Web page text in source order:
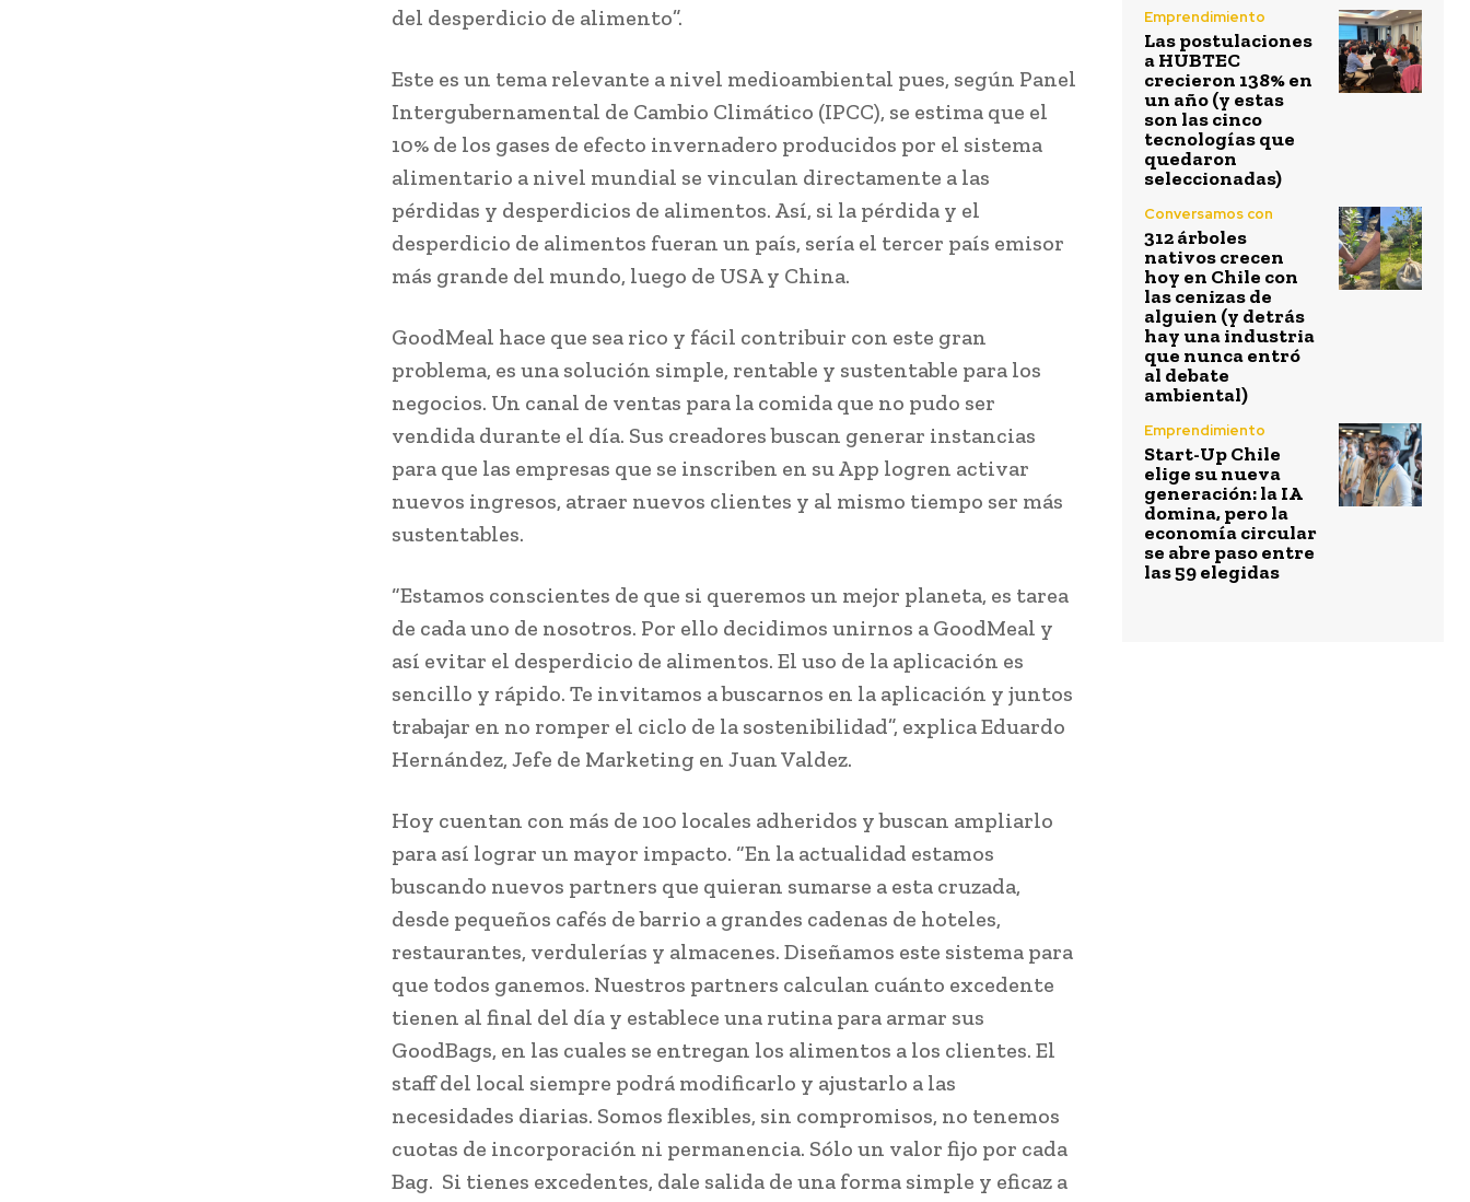
del desperdicio de alimento”.
Este es un tema relevante a nivel medioambiental pues, según Panel
Intergubernamental de Cambio Climático (IPCC), se estima que el
10% de los gases de efecto invernadero producidos por el sistema
alimentario a nivel mundial se vinculan directamente a las
pérdidas y desperdicios de alimentos. Así, si la pérdida y el
desperdicio de alimentos fueran un país, sería el tercer país emisor
más grande del mundo, luego de USA y China.
GoodMeal hace que sea rico y fácil contribuir con este gran
problema, es una solución simple, rentable y sustentable para los
negocios. Un canal de ventas para la comida que no pudo ser
vendida durante el día. Sus creadores buscan generar instancias
para que las empresas que se inscriben en su App logren activar
nuevos ingresos, atraer nuevos clientes y al mismo tiempo ser más
sustentables.
“Estamos conscientes de que si queremos un mejor planeta, es tarea
de cada uno de nosotros. Por ello decidimos unirnos a GoodMeal y
así evitar el desperdicio de alimentos. El uso de la aplicación es
sencillo y rápido. Te invitamos a buscarnos en la aplicación y juntos
trabajar en no romper el ciclo de la sostenibilidad”, explica Eduardo
Hernández, Jefe de Marketing en Juan Valdez.
Hoy cuentan con más de 100 locales adheridos y buscan ampliarlo
para así lograr un mayor impacto. “En la actualidad estamos
buscando nuevos partners que quieran sumarse a esta cruzada,
desde pequeños cafés de barrio a grandes cadenas de hoteles,
restaurantes, verdulerías y almacenes. Diseñamos este sistema para
que todos ganemos. Nuestros partners calculan cuánto excedente
tienen al final del día y establece una rutina para armar sus
GoodBags, en las cuales se entregan los alimentos a los clientes. El
staff del local siempre podrá modificarlo y ajustarlo a las
necesidades diarias. Somos flexibles, sin compromisos, no tenemos
cuotas de incorporación ni permanencia. Sólo un valor fijo por cada
Bag. Si tienes excedentes, dale salida de una forma simple y eficaz a
Emprendimiento
Las postulaciones
a HUBTEC
crecieron 138% en
un año (y estas
son las cinco
tecnologías que
quedaron
seleccionadas)
Conversamos con
312 árboles
nativos crecen
hoy en Chile con
las cenizas de
alguien (y detrás
hay una industria
que nunca entró
al debate
ambiental)
Emprendimiento
Start-Up Chile
elige su nueva
generación: la IA
domina, pero la
economía circular
se abre paso entre
las 59 elegidas